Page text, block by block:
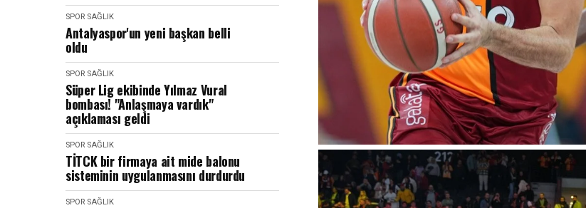
SPOR SAĞLIK
Antalyaspor'un yeni başkan belli
oldu
SPOR SAĞLIK
Süper Lig ekibinde Yılmaz Vural
bombası! "Anlaşmaya vardık"
açıklaması geldi
SPOR SAĞLIK
TİTCK bir firmaya ait mide balonu
sisteminin uygulanmasını durdurdu
SPOR SAĞLIK